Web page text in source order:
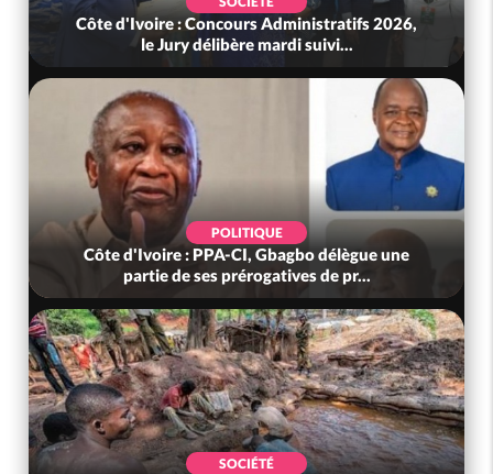
Côte d'Ivoire : Concours Administratifs 2026,
le Jury délibère mardi suivi...
POLITIQUE
Côte d'Ivoire : PPA-CI, Gbagbo délègue une
partie de ses prérogatives de pr...
SOCIÉTÉ